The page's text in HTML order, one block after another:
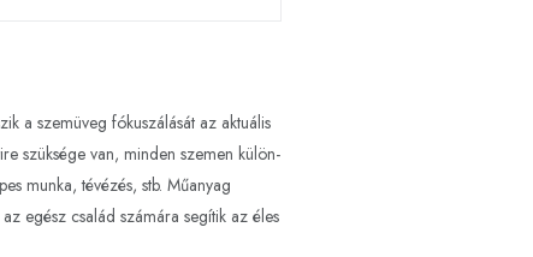
a szemüveg fókuszálását az aktuális
szüksége van, minden szemen külön-
munka, tévézés, stb. Műanyag
egész család számára segítik az éles